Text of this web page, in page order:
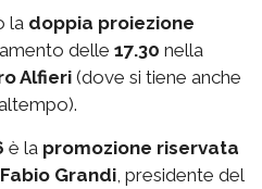
la doppia proiezione
delle 17.30 nella
Alfieri (dove si tiene anche
è la promozione riservata
Fabio Grandi , presidente del